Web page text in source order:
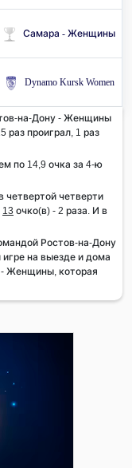
Самара - Женщины
Dynamo Kursk Women
на-Дону - Женщины
раз проиграл, 1 раз
по 14,9 очка за 4-ю
четвертой четверти
13 очко(в) - 2 раза. И в
Ростов-на-Дону
на выезде и дома
- Женщины, которая